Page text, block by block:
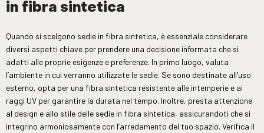
in fibra sintetica
Quando si scelgono sedie in fibra sintetica, è essenziale considerare
diversi aspetti chiave per prendere una decisione informata che si
adatti alle proprie esigenze e preferenze. In primo luogo, valuta
l’ambiente in cui verranno utilizzate le sedie. Se sono destinate all’uso
esterno, opta per una fibra sintetica resistente alle intemperie e ai
raggi UV per garantire la durata nel tempo. Inoltre, presta attenzione
al design e allo stile delle sedie in fibra sintetica, assicurandoti che si
integrino armoniosamente con l’arredamento del tuo spazio. Verifica il